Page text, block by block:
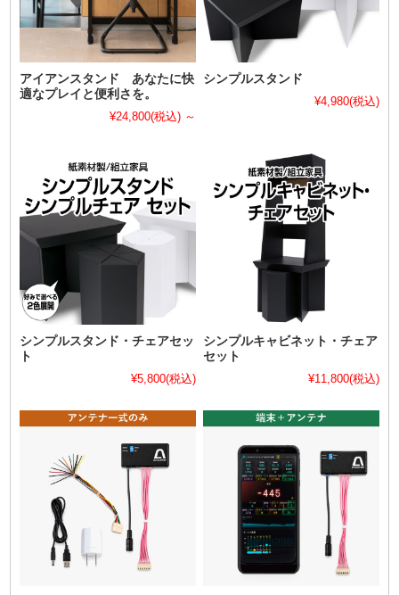
アイアンスタンド あなたに快
適なプレイと便利さを。
¥24,800(税込) ～
シンプルスタンド
¥4,980(税込)
シンプルスタンド・チェアセッ
ト
¥5,800(税込)
シンプルキャビネット・チェア
セット
¥11,800(税込)